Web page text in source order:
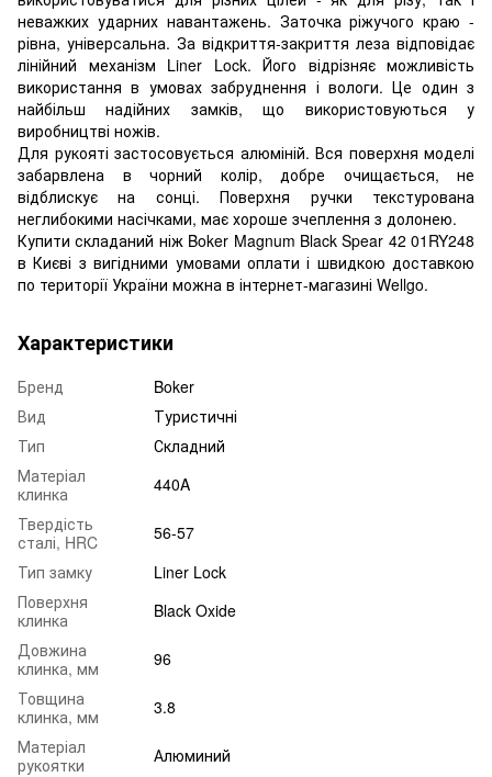
неважких ударних навантажень. Заточка ріжучого краю -
рівна, універсальна. За відкриття-закриття леза відповідає
лінійний механізм Liner Lock. Його відрізняє можливість
використання в умовах забруднення і вологи. Це один з
найбільш надійних замків, що використовуються у
виробництві ножів.
Для рукояті застосовується алюміній. Вся поверхня моделі
забарвлена ​​в чорний колір, добре очищається, не
відблискує на сонці. Поверхня ручки текстурована
неглибокими насічками, має хороше зчеплення з долонею.
Купити складаний ніж Boker Magnum Black Spear 42 01RY248
в Києві з вигідними умовами оплати і швидкою доставкою
по території України можна в інтернет-магазині Wellgo.
Характеристики
Бренд
Boker
Вид
Туристичні
Тип
Складний
Матеріал
клинка
440A
Твердість
сталі, HRC
56-57
Тип замку
Liner Lock
Поверхня
клинка
Black Oxide
Довжина
клинка, мм
96
Товщина
клинка, мм
3.8
Матеріал
рукоятки
Алюминий